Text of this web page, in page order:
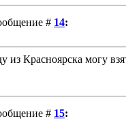
# 14:
из Красноярска могу
# 15: